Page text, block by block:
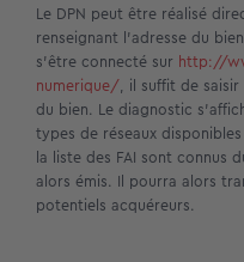
Le DPN peut être réalisé
renseignant l’adresse du
s’être connecté sur http://
numerique/, il suffit de
du bien. Le diagnostic
types de réseaux
la liste des FAI sont connus
alors émis. Il pourra alors
potentiels acquéreurs.